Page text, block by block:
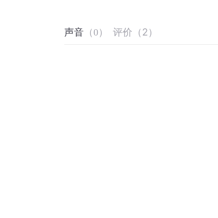
声音 （0） 评价 （2）